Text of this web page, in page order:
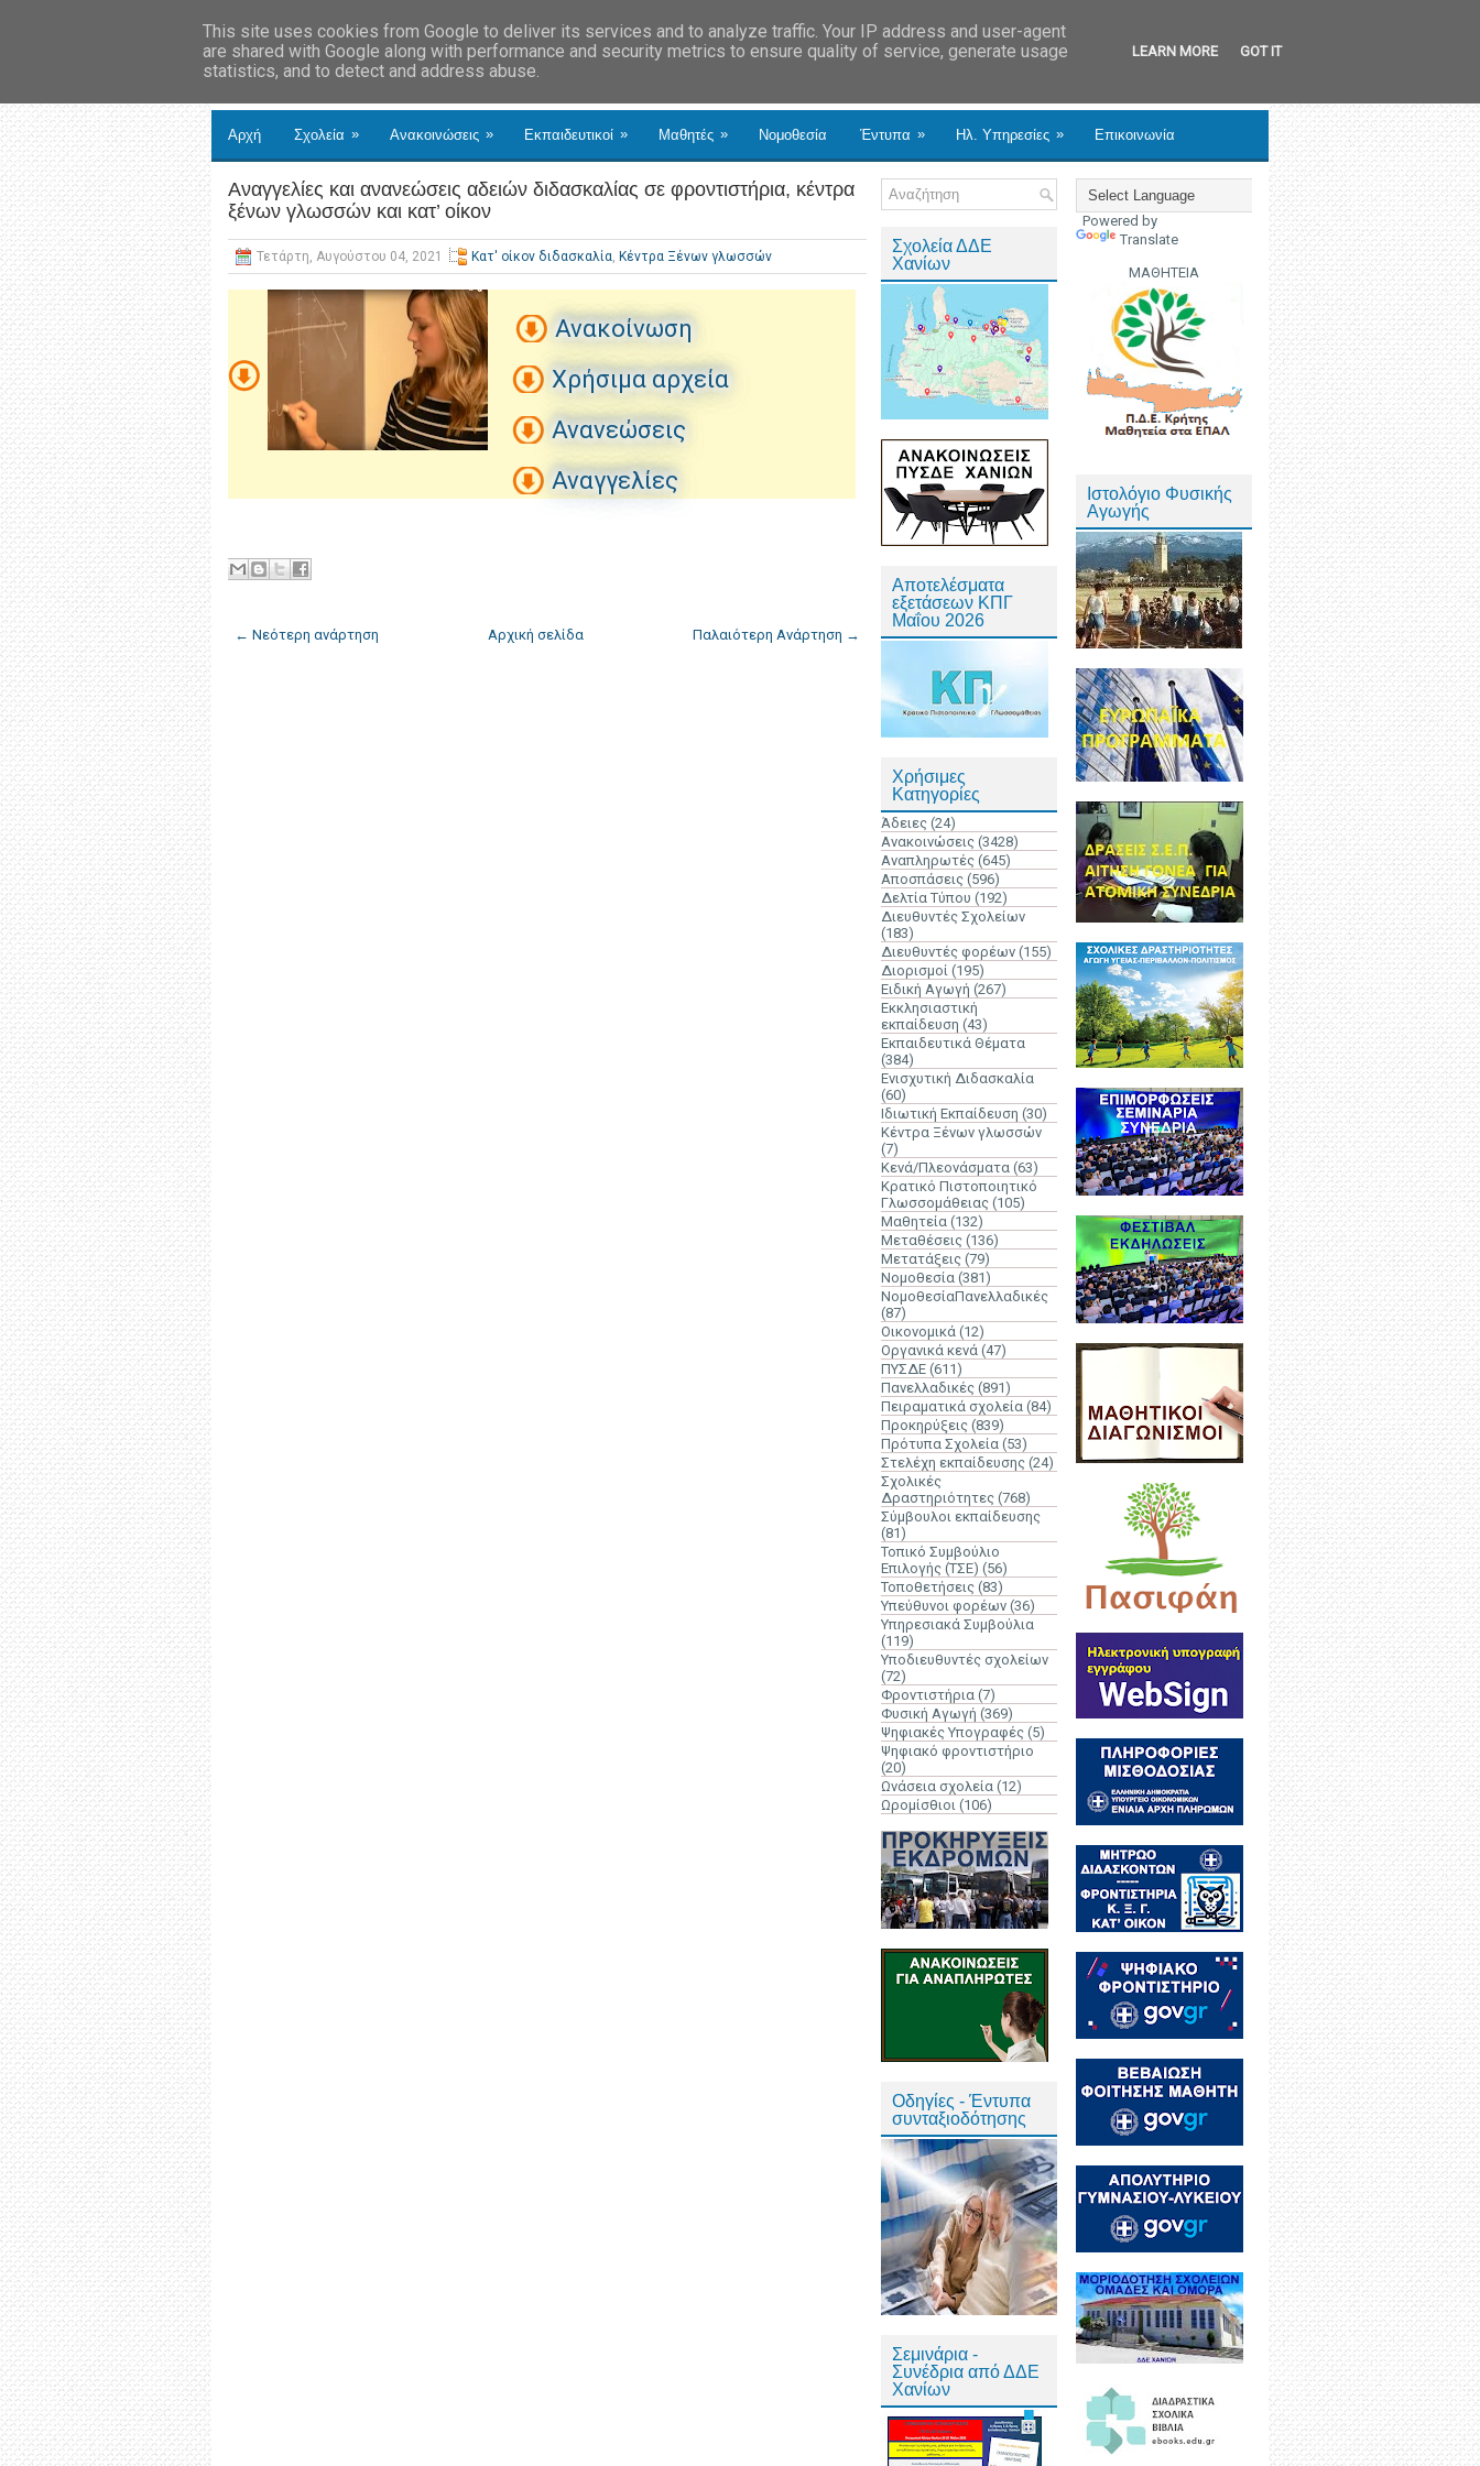
Αρχή Σχολεία » Ανακοινώσεις » Εκπαιδευτικοί » Μαθητές » Νομοθεσία Έντυπα » Ηλ. Υπηρεσίες » Επικοινωνία
Αναγγελίες και ανανεώσεις αδειών διδασκαλίας σε φροντιστήρια, κέντρα
ξένων γλωσσών και κατ’ οίκον
Τετάρτη, Αυγούστου 04, 2021 Κατ' οίκον διδασκαλία, Κέντρα Ξένων γλωσσών
Ανακοίνωση
Χρήσιμα αρχεία
Ανανεώσεις
Αναγγελίες
← Νεότερη ανάρτηση Παλαιότερη Ανάρτηση →
Αρχική σελίδα
Σχολεία ΔΔΕ
Χανίων
Αποτελέσματα
εξετάσεων ΚΠΓ
Μαΐου 2026
Χρήσιμες
Κατηγορίες
Άδειες (24)
Ανακοινώσεις (3428)
Αναπληρωτές (645)
Αποσπάσεις (596)
Δελτία Τύπου (192)
Διευθυντές Σχολείων
(183)
Διευθυντές φορέων (155)
Διορισμοί (195)
Ειδική Αγωγή (267)
Εκκλησιαστική
εκπαίδευση (43)
Εκπαιδευτικά Θέματα
(384)
Ενισχυτική Διδασκαλία
(60)
Ιδιωτική Εκπαίδευση (30)
Κέντρα Ξένων γλωσσών
(7)
Κενά/Πλεονάσματα (63)
Κρατικό Πιστοποιητικό
Γλωσσομάθειας (105)
Μαθητεία (132)
Μεταθέσεις (136)
Μετατάξεις (79)
Νομοθεσία (381)
ΝομοθεσίαΠανελλαδικές
(87)
Οικονομικά (12)
Οργανικά κενά (47)
ΠΥΣΔΕ (611)
Πανελλαδικές (891)
Πειραματικά σχολεία (84)
Προκηρύξεις (839)
Πρότυπα Σχολεία (53)
Στελέχη εκπαίδευσης (24)
Σχολικές
Δραστηριότητες (768)
Σύμβουλοι εκπαίδευσης
(81)
Τοπικό Συμβούλιο
Επιλογής (ΤΣΕ) (56)
Τοποθετήσεις (83)
Υπεύθυνοι φορέων (36)
Υπηρεσιακά Συμβούλια
(119)
Υποδιευθυντές σχολείων
(72)
Φροντιστήρια (7)
Φυσική Αγωγή (369)
Ψηφιακές Υπογραφές (5)
Ψηφιακό φροντιστήριο
(20)
Ωνάσεια σχολεία (12)
Ωρομίσθιοι (106)
Οδηγίες - Έντυπα
συνταξιοδότησης
Σεμινάρια -
Συνέδρια από ΔΔΕ
Χανίων
Powered by
Translate
ΜΑΘΗΤΕΙΑ
Ιστολόγιο Φυσικής
Αγωγής
This site uses cookies from Google to deliver its services and to analyze traffic. Your IP address and user-agent
are shared with Google along with performance and security metrics to ensure quality of service, generate usage
statistics, and to detect and address abuse.
LEARN MORE GOT IT